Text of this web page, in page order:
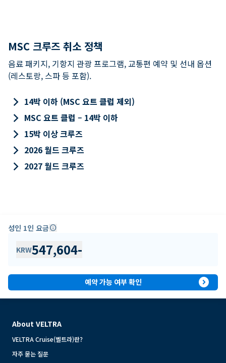
MSC 크루즈 취소 정책
음료 패키지, 기항지 관광 프로그램, 교통편 예약 및 선내 옵션
(레스토랑, 스파 등 포함).
keyboard_arrow_right 14박 이하 (MSC 요트 클럽 제외)
keyboard_arrow_right MSC 요트 클럽 – 14박 이하
keyboard_arrow_right 15박 이상 크루즈
keyboard_arrow_right 2026 월드 크루즈
keyboard_arrow_right 2027 월드 크루즈
성인 1인 요금info
KRW547,604-
예약 가능 여부 확인 expand_circle_right
About VELTRA
VELTRA Cruise(벨트라)란?
자주 묻는 질문